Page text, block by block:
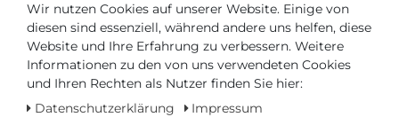
* inkl. ges. MwSt. zzgl. Versandkosten
VERWANDTE PRODUKTE
TISSOT
Wir nutzen Cookies auf unserer Website. Einige von
diesen sind essenziell, während andere uns helfen, diese
Website und Ihre Erfahrung zu verbessern. Weitere
Informationen zu den von uns verwendeten Cookies
und Ihren Rechten als Nutzer finden Sie hier:
Datenschutzerklärung
Impressum